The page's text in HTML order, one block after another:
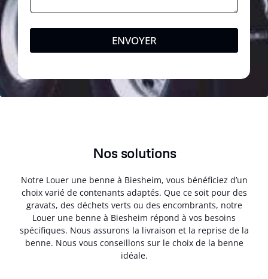
ENVOYER
Nos solutions
Notre Louer une benne à Biesheim, vous bénéficiez d’un
choix varié de contenants adaptés. Que ce soit pour des
gravats, des déchets verts ou des encombrants, notre
Louer une benne à Biesheim répond à vos besoins
spécifiques. Nous assurons la livraison et la reprise de la
benne. Nous vous conseillons sur le choix de la benne
idéale.